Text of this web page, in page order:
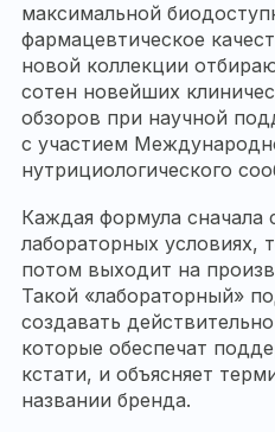
максимальной
фармацевтическое
новой коллекции
сотен новейших
обзоров при научной
с участием
нутрициологического
Каждая формула сначала
лабораторных условиях,
потом выходит на
Такой «лабораторный»
создавать
которые обеспечат
кстати, и объясняет
названии бренда.